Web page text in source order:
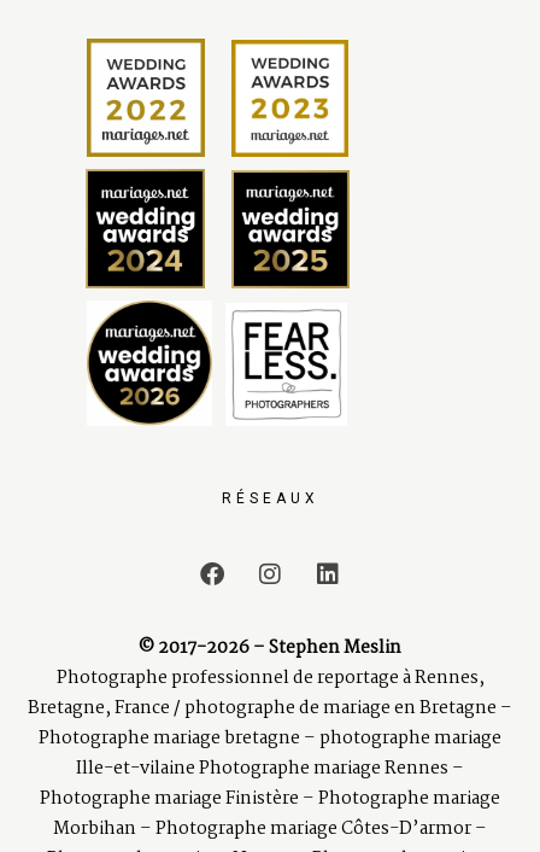
RÉSEAUX
© 2017-2026 – Stephen Meslin
Photographe professionnel de reportage à Rennes,
Bretagne, France / photographe de mariage en Bretagne –
Photographe mariage bretagne – photographe mariage
Ille-et-vilaine Photographe mariage Rennes –
Photographe mariage Finistère – Photographe mariage
Morbihan – Photographe mariage Côtes-D’armor –